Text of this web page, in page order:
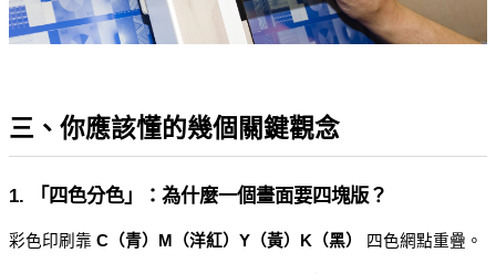
三、你應該懂的幾個關鍵觀念
1. 「四色分色」：為什麼一個畫面要四塊版？
彩色印刷靠 C（青）M（洋紅）Y（黃）K（黑） 四色網點重疊。